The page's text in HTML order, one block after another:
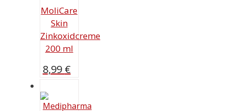
MoliCare
Skin
Zinkoxidcreme
200 ml
8,99 €